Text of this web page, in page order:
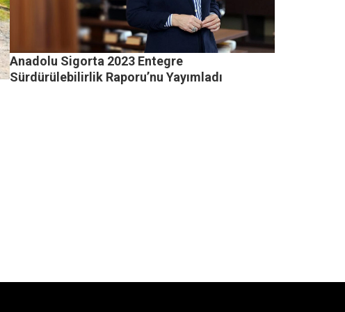
Anadolu Sigorta 2023 Entegre
Sürdürülebilirlik Raporu’nu Yayımladı